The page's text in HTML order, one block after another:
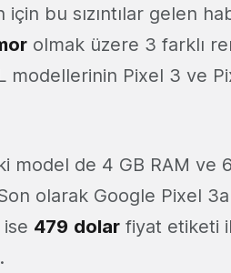
için bu sızıntılar gelen
olmak üzere 3 farklı
modellerinin Pixel 3 ve
model de 4 GB RAM ve
olarak Google Pixel
479 dolar fiyat etiketi